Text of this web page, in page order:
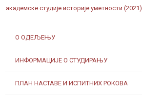
О ОДЕЉЕЊУ
ИНФОРМАЦИЈЕ О СТУДИРАЊУ
ПЛАН НАСТАВЕ И ИСПИТНИХ РОКОВА
академске студије историје уметности (2021)